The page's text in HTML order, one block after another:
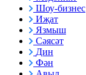
Шоу-бизнес
Иҗат
Язмыш
Сәясәт
Дин
Фән